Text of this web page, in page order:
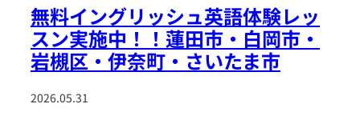
無料イングリッシュ英語体験レッ
スン実施中！！蓮田市・白岡市・
岩槻区・伊奈町・さいたま市
2026.05.31